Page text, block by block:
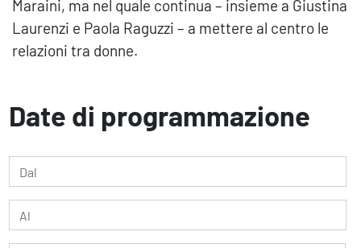
Maraini, ma nel quale continua – insieme a Giustina
Laurenzi e Paola Raguzzi – a mettere al centro le
relazioni tra donne.
Date di programmazione